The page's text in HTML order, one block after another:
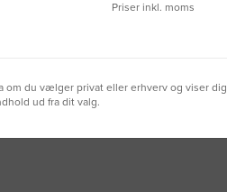
her
Priser inkl. moms
om du vælger privat eller erhverv og viser
ud fra dit valg.